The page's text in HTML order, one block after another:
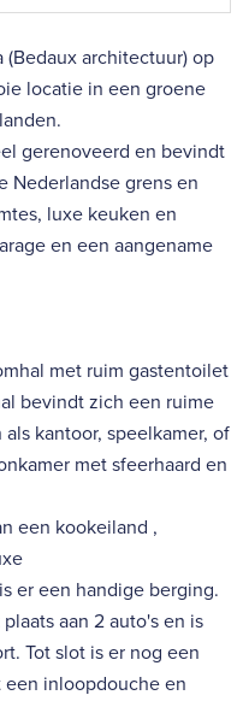
architectuur) op
locatie in een groene
gerenoveerd en bevindt
Nederlandse grens en
luxe keuken en
en een aangename
met ruim gastentoilet
bevindt zich een ruime
kantoor, speelkamer, of
met sfeerhaard en
een kookeiland ,
er een handige berging.
aan 2 auto's en is
Tot slot is er nog een
inloopdouche en